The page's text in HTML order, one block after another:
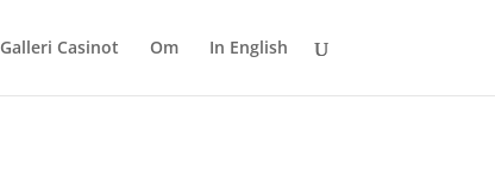
Galleri Casinot Om In English